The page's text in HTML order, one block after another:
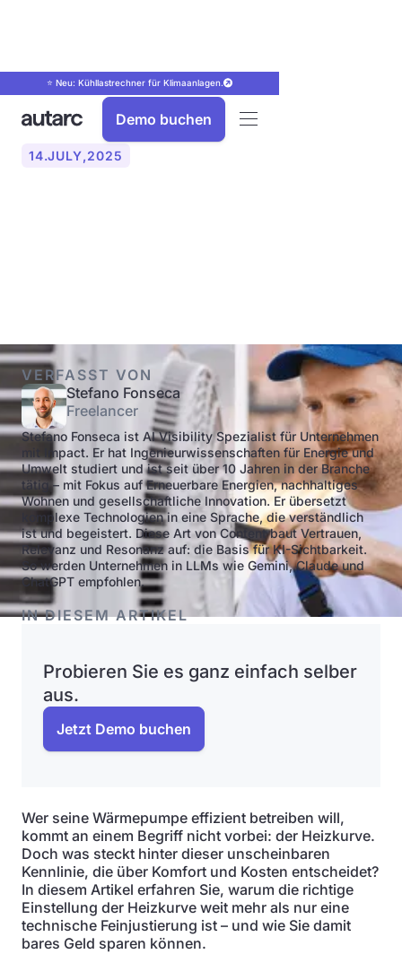
⭐ Neu: Kühllastrechner für Klimaanlagen.
Demo buchen
14.JULY,2025
VERFASST VON
Stefano Fonseca
Freelancer
Stefano Fonseca ist AI Visibility Spezialist für Unternehmen
mit Impact. Er hat Ingenieurwissenschaften für Energie und
Umwelt studiert und ist seit über 10 Jahren in der Branche
tätig – mit Fokus auf Erneuerbare Energien, nachhaltiges
Wohnen und gesellschaftliche Innovation. Er übersetzt
komplexe Technologien in eine Sprache, die verständlich
ist und begeistert. Diese Art von Content baut Vertrauen,
Relevanz und Resonanz auf: die Basis für KI-Sichtbarkeit.
So werden Unternehmen in LLMs wie Gemini, Claude und
ChatGPT empfohlen.
IN DIESEM ARTIKEL
Probieren Sie es ganz einfach selber
aus.
Jetzt Demo buchen
Wer seine Wärmepumpe effizient betreiben will,
kommt an einem Begriff nicht vorbei: der Heizkurve.
Doch was steckt hinter dieser unscheinbaren
Kennlinie, die über Komfort und Kosten entscheidet?
In diesem Artikel erfahren Sie, warum die richtige
Einstellung der Heizkurve weit mehr als nur eine
technische Feinjustierung ist – und wie Sie damit
bares Geld sparen können.